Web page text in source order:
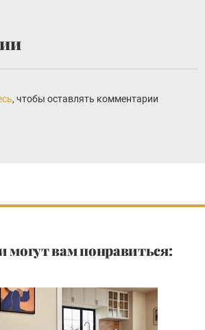
, чтобы оставлять комментарии
могут вам понравиться: